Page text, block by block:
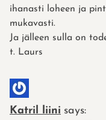
ihanasti loheen ja
mukavasti.
Ja jälleen sulla on
t. Laurs
Katril liini says: